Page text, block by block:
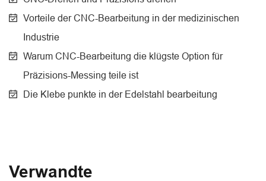
Vorteile der CNC-Bearbeitung in der medizinischen
Industrie
Warum CNC-Bearbeitung die klügste Option für
Präzisions-Messing teile ist
Die Klebe punkte in der Edelstahl bearbeitung
Verwandte